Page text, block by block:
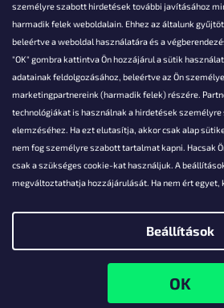
személyre szabott hirdetések további javításához
harmadik felek weboldalain. Ehhez az általunk
beleértve a weboldal használatára és a
"OK" gombra kattintva Ön hozzájárul a sütik
adatainak feldolgozásához, beleértve az Ön
marketingpartnereink (harmadik felek) részére.
technológiákat is használnak a hirdetések személyre
elemzéséhez. Ha ezt elutasítja, akkor csak alap
nem fog személyre szabott tartalmat kapni. Hacsak
csak a szükséges cookie-kat használjuk. A
megváltoztathatja hozzájárulását. Ha nem ért egyet,
Beállítások
Akarsz kérdezni valamit?
info@falanzo.hu
Falanzo.hu.